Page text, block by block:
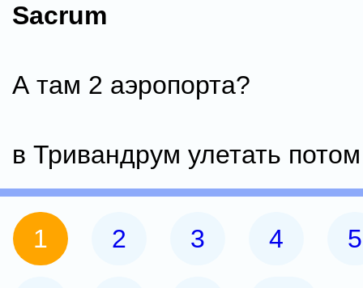
Sacrum
А там 2 аэропорта?
в Тривандрум улетать потом
1 2 3 4 5